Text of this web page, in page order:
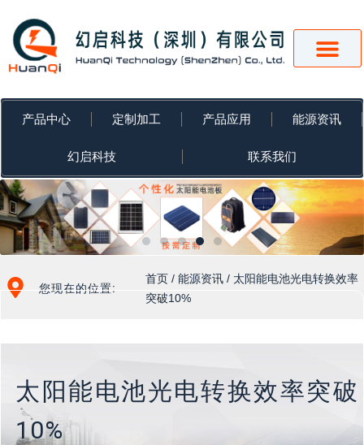
容
产品中心 定制加工 产品应用 能源资讯
幻启科技 联系我们
您现在的位置:
首页 /能源资讯 / 太阳能电池光电转换效率
突破10%
太阳能电池光电转换效率突破
10%